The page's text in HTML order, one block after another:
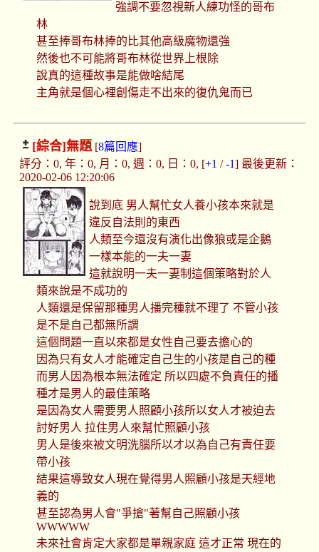
強調不要忽視新人練功怪的哥布
林
甚至捧哥布林捧的比其他高級魔物還強
然後也不可能將哥布林從世界上根除
說真的這種故事是能做啥結尾
主角就是個心裡創傷走不出來的復仇鬼而已
[綜合]無題[8篇回應]
評分：0, 年：0, 月：0, 週：0, 日：0, [+1 /-1] 最後更新：
2020-02-06 12:20:06
說到底 男人幫忙女人養小孩本來就是
違反自法則的東西
人類至今還沒有演化出像狼或是企鵝
一樣本能的一夫一妻
這就說明一夫一妻制這個策略對於人
類來說是不成功的
人類還是保留那種男人播完種就不理了 不管小孩
是不是自己都無所謂
這個問題一直以來都是女性自己要去擔心的
因為只有女人才能確定自己生的小孩是自己的種
而男人因為根本無法確定 所以四處不負責任的播
種才是男人的最佳策略
是因為女人需要男人照顧小孩所以女人才被迫去
討好男人 拉住男人來幫忙照顧小孩
男人是後來被文明洗腦所以才以為自己有責任要
帶小孩
結果這導致女人現在覺得男人照顧小孩是天經地
義的
甚至認為男人會"爭搶"著幫自己照顧小孩
WWWWW
未來社會肯定大家都是單親家庭 這才正常 現在的